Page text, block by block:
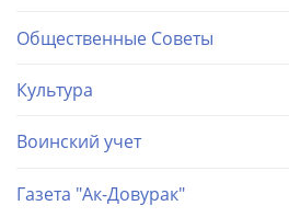
Общественные Советы
Культура
Воинский учет
Газета "Ак-Довурак"